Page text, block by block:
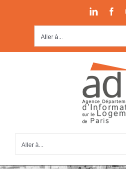
LinkedIn
Aller à...
Aller à...